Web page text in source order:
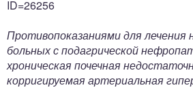
ID=26256
Противопоказаниями для лечения
больных с подагрической
хроническая почечная
корригируемая артериальная